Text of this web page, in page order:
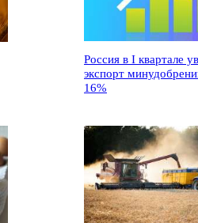
Россия в I квартале
экспорт
16%